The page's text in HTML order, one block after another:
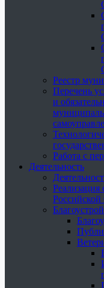
Реестр
Перечень
и
Работа с
Деятельность
Реализация